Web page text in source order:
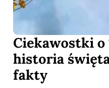
Ciekawostki o
historia
fakty